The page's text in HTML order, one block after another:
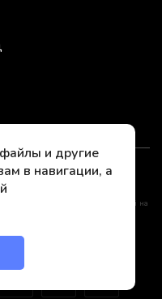
энергией
нежелательной организацией на
файлы и другие
в навигации, а